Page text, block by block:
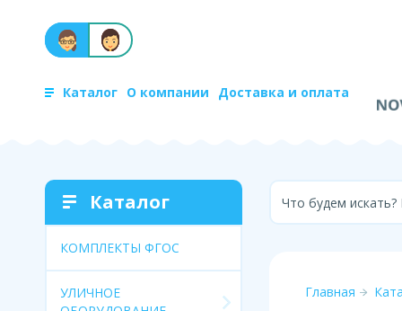
Каталог О компании Доставка и оплата
Каталог
КОМПЛЕКТЫ ФГОС
УЛИЧНОЕ
Что будем
Главная